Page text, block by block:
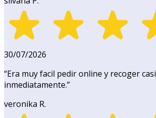
30/07/2026
“Era muy facil pedir online y recoger casi
inmediatamente.”
veronika R.